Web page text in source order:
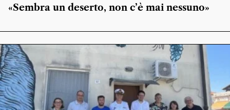
«Sembra un deserto, non c’è mai nessuno»